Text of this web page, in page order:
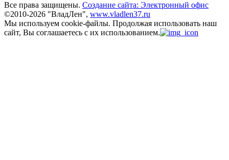
Все права защищены. Создание сайта: Электронный офис
©2010-2026 "ВладЛен", www.vladlen37.ru
Мы используем cookie-файлы. Продолжая использовать наш
сайт, Вы соглашаетесь с их использованием.